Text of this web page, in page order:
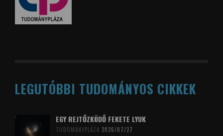
LEGUTÓBBI TUDOMÁNYOS CIKKEK
EGY REJTŐZKÖDŐ FEKETE LYUK
TUDOMÁNYPLÁZA 2026/07/27